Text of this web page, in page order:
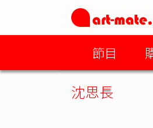
節目
沈思長